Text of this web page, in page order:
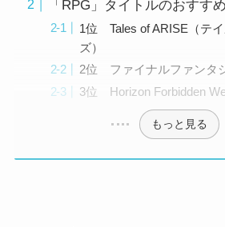
「RPG」タイトルのおすす
1位 Tales of ARISE（テ
ズ）
2位 ファイナルファンタ
3位 Horizon Forbidden
もっと見る